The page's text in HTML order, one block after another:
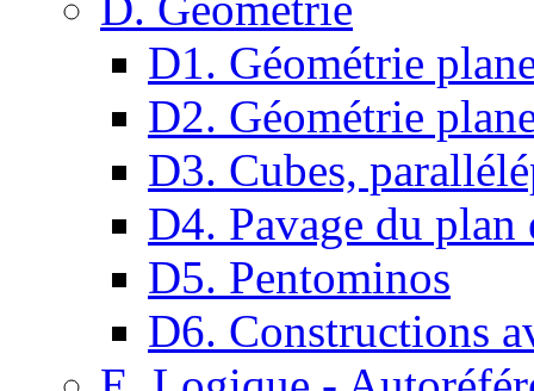
D1. Géométrie
D2. Géométrie
D3. Cubes,
D4. Pavage du plan
D5. Pentominos
D6. Constructions